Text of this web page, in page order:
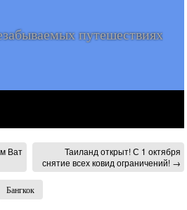
путешествиях
Ват
Таиланд открыт! С 1 октября
снятие всех ковид ограничений! →
Бангкок